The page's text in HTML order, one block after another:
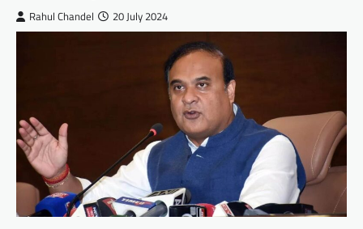
Rahul Chandel 20 July 2024